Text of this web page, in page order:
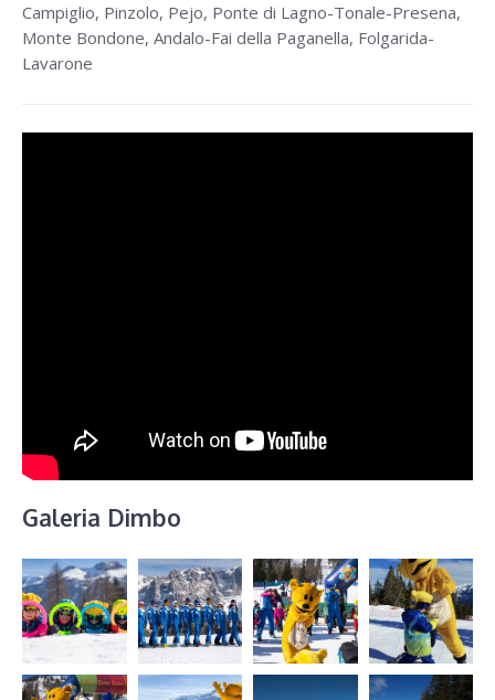
Campiglio, Pinzolo, Pejo, Ponte di Lagno-Tonale-Presena,
Monte Bondone, Andalo-Fai della Paganella, Folgarida-
Lavarone
Galeria Dimbo